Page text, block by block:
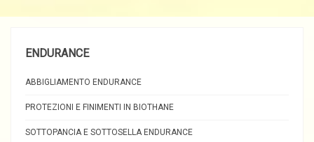
ENDURANCE
ABBIGLIAMENTO ENDURANCE
PROTEZIONI E FINIMENTI IN BIOTHANE
SOTTOPANCIA E SOTTOSELLA ENDURANCE